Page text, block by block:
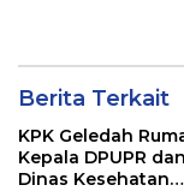
Berita Terkait
KPK Geledah
Kepala DPUPR
Dinas Kesehatan